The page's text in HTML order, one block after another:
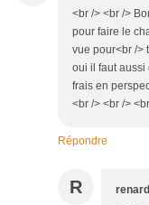
<br /> <br />
pour faire le
vue pour<br />
oui il faut aussi
frais en
<br /> <br />
Répondre
R